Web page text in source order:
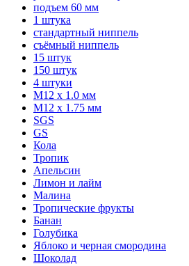
подъем 60 мм
1 штука
стандартный ниппель
съёмный ниппель
15 штук
150 штук
4 штуки
М12 x 1.0 мм
М12 x 1.75 мм
SGS
GS
Кола
Тропик
Апельсин
Лимон и лайм
Малина
Тропические фрукты
Банан
Голубика
Яблоко и черная смородина
Шоколад